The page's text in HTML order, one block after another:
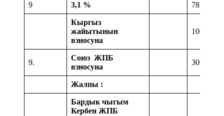
9 3,1 % 78244
Кыргыз
жайытынын
взносуна
1000
9.
Союз ЖПБ
взносуна
3000
Жалпы :
Бардык чыгым
Кербен ЖПБ